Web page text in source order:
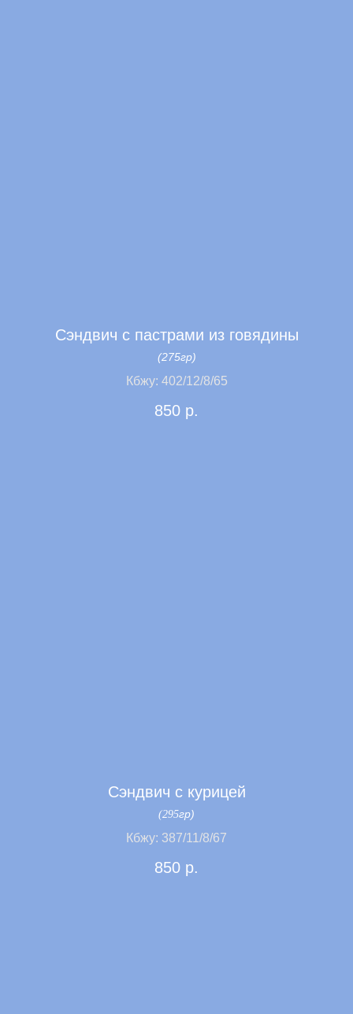
Сэндвич с пастрами из говядины
(275гр)
Кбжу: 402/12/8/65
850 р.
Сэндвич с курицей
(295гр)
Кбжу: 387/11/8/67
850 р.